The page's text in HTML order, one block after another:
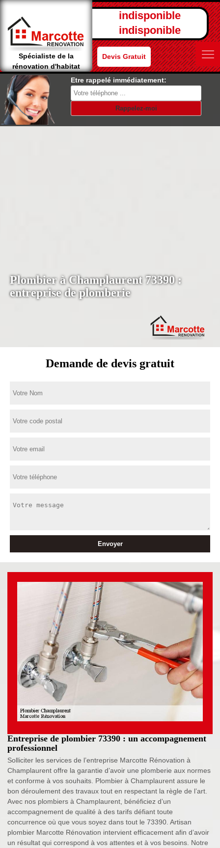
Spécialiste de la
rénovation d'habitat
indisponible
indisponible
Devis Gratuit
Etre rappelé immédiatement:
Plombier à Champlaurent 73390 :
entreprise de plomberie
Demande de devis gratuit
Entreprise de plombier 73390 : un accompagnement
professionnel
Solliciter les services de l’entreprise Marcotte Rénovation à
Champlaurent offre la garantie d’avoir une plomberie aux normes
et conforme à vos souhaits. Plombier à Champlaurent assure le
bon déroulement des travaux tout en respectant la règle de l’art.
Avec nos plombiers à Champlaurent, bénéficiez d’un
accompagnement de qualité à des tarifs défiant toute
concurrence où que vous soyez dans tout le 73390. Artisan
plombier Marcotte Rénovation intervient efficacement afin d’avoir
un résultat qui correspond à vos attentes et à vos besoins. Notre